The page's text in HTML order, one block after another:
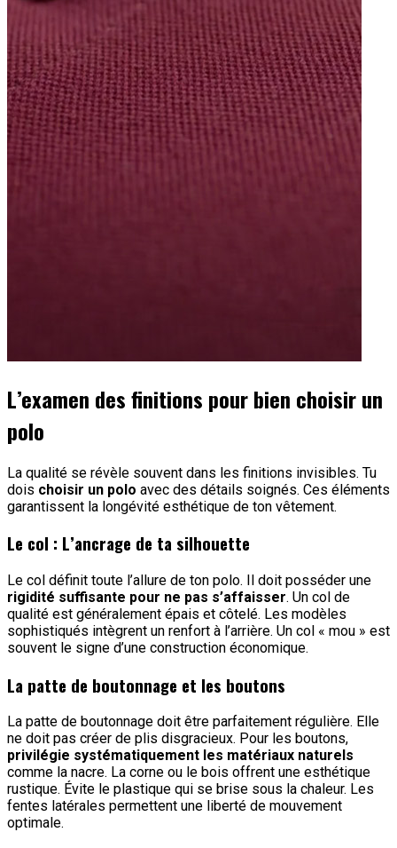
L’examen des finitions pour bien choisir un
polo
La qualité se révèle souvent dans les finitions invisibles. Tu
dois choisir un polo avec des détails soignés. Ces éléments
garantissent la longévité esthétique de ton vêtement.
Le col : L’ancrage de ta silhouette
Le col définit toute l’allure de ton polo. Il doit posséder une
rigidité suffisante pour ne pas s’affaisser. Un col de
qualité est généralement épais et côtelé. Les modèles
sophistiqués intègrent un renfort à l’arrière. Un col « mou » est
souvent le signe d’une construction économique.
La patte de boutonnage et les boutons
La patte de boutonnage doit être parfaitement régulière. Elle
ne doit pas créer de plis disgracieux. Pour les boutons,
privilégie systématiquement les matériaux naturels
comme la nacre. La corne ou le bois offrent une esthétique
rustique. Évite le plastique qui se brise sous la chaleur. Les
fentes latérales permettent une liberté de mouvement
optimale.